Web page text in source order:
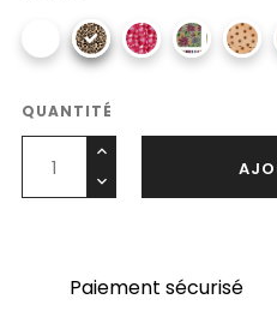
QUANTITÉ
Paiement sécurisé